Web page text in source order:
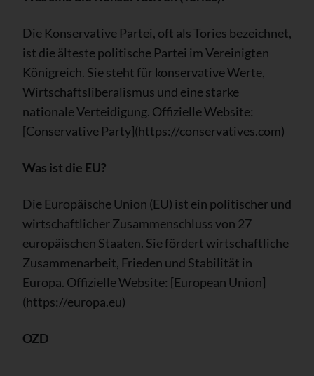
Die Konservative Partei, oft als Tories bezeichnet,
ist die älteste politische Partei im Vereinigten
Königreich. Sie steht für konservative Werte,
Wirtschaftsliberalismus und eine starke
nationale Verteidigung. Offizielle Website:
[Conservative Party](https://conservatives.com)
Was ist die EU?
Die Europäische Union (EU) ist ein politischer und
wirtschaftlicher Zusammenschluss von 27
europäischen Staaten. Sie fördert wirtschaftliche
Zusammenarbeit, Frieden und Stabilität in
Europa. Offizielle Website: [European Union]
(https://europa.eu)
OZD